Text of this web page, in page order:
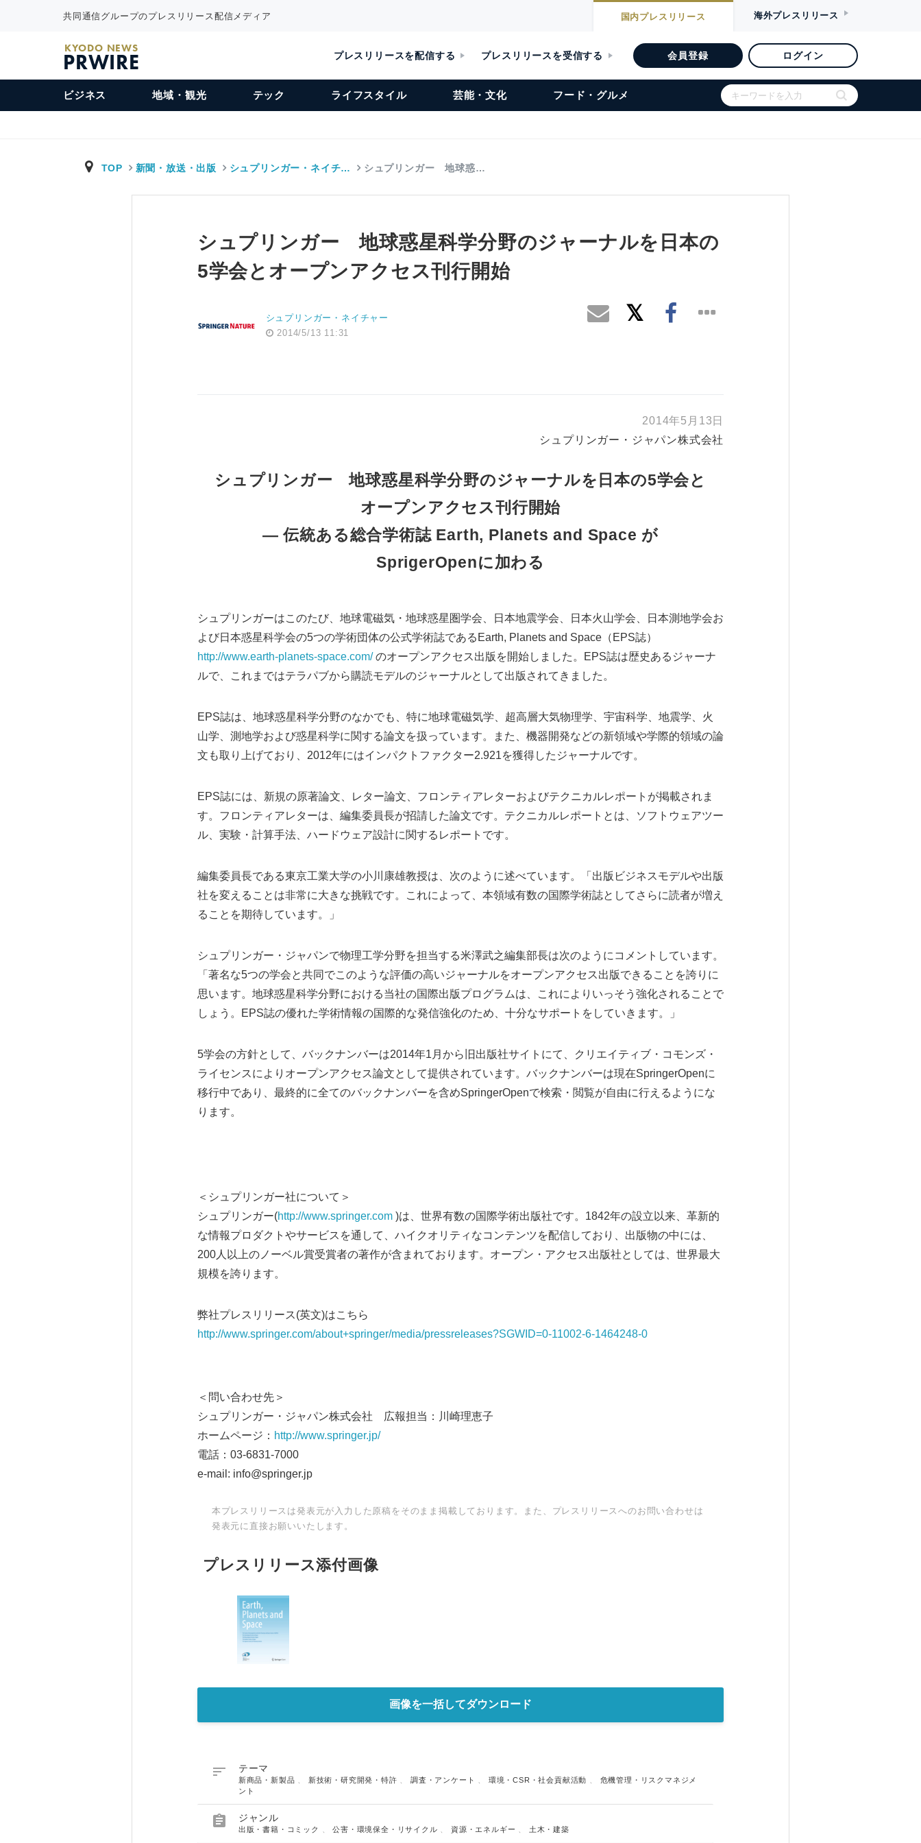
共同通信グループのプレスリリース配信メディア 国内プレスリリース 海外プレスリリース
KYODO NEWS
PRWIRE プレスリリースを配信する プレスリリースを受信する 会員登録 ログイン
ビジネス 地域・観光 テック ライフスタイル 芸能・文化 フード・グルメ
TOP 新聞・放送・出版 シュプリンガー・ネイチ… シュプリンガー 地球惑…
シュプリンガー 地球惑星科学分野のジャーナルを日本の
5学会とオープンアクセス刊行開始
シュプリンガー・ネイチャー
2014/5/13 11:31
2014年5月13日
シュプリンガー・ジャパン株式会社
シュプリンガー 地球惑星科学分野のジャーナルを日本の5学会と
オープンアクセス刊行開始
― 伝統ある総合学術誌 Earth, Planets and Space が
SprigerOpenに加わる
シュプリンガーはこのたび、地球電磁気・地球惑星圏学会、日本地震学会、日本火山学会、日本測地学会お
よび日本惑星科学会の5つの学術団体の公式学術誌であるEarth, Planets and Space（EPS誌）
http://www.earth-planets-space.com/のオープンアクセス出版を開始しました。EPS誌は歴史あるジャーナ
ルで、これまではテラパブから購読モデルのジャーナルとして出版されてきました。
EPS誌は、地球惑星科学分野のなかでも、特に地球電磁気学、超高層大気物理学、宇宙科学、地震学、火
山学、測地学および惑星科学に関する論文を扱っています。また、機器開発などの新領域や学際的領域の論
文も取り上げており、2012年にはインパクトファクター2.921を獲得したジャーナルです。
EPS誌には、新規の原著論文、レター論文、フロンティアレターおよびテクニカルレポートが掲載されま
す。フロンティアレターは、編集委員長が招請した論文です。テクニカルレポートとは、ソフトウェアツー
ル、実験・計算手法、ハードウェア設計に関するレポートです。
編集委員長である東京工業大学の小川康雄教授は、次のように述べています。「出版ビジネスモデルや出版
社を変えることは非常に大きな挑戦です。これによって、本領域有数の国際学術誌としてさらに読者が増え
ることを期待しています。」
シュプリンガー・ジャパンで物理工学分野を担当する米澤武之編集部長は次のようにコメントしています。
「著名な5つの学会と共同でこのような評価の高いジャーナルをオープンアクセス出版できることを誇りに
思います。地球惑星科学分野における当社の国際出版プログラムは、これによりいっそう強化されることで
しょう。EPS誌の優れた学術情報の国際的な発信強化のため、十分なサポートをしていきます。」
5学会の方針として、バックナンバーは2014年1月から旧出版社サイトにて、クリエイティブ・コモンズ・
ライセンスによりオープンアクセス論文として提供されています。バックナンバーは現在SpringerOpenに
移行中であり、最終的に全てのバックナンバーを含めSpringerOpenで検索・閲覧が自由に行えるようにな
ります。
＜シュプリンガー社について＞
シュプリンガー(http://www.springer.com)は、世界有数の国際学術出版社です。1842年の設立以来、革新的
な情報プロダクトやサービスを通して、ハイクオリティなコンテンツを配信しており、出版物の中には、
200人以上のノーベル賞受賞者の著作が含まれております。オープン・アクセス出版社としては、世界最大
規模を誇ります。
弊社プレスリリース(英文)はこちら
http://www.springer.com/about+springer/media/pressreleases?SGWID=0-11002-6-1464248-0
＜問い合わせ先＞
シュプリンガー・ジャパン株式会社 広報担当：川崎理恵子
ホームページ： http://www.springer.jp/
電話：03-6831-7000
e-mail: info@springer.jp
本プレスリリースは発表元が入力した原稿をそのまま掲載しております。また、プレスリリースへのお問い合わせは
発表元に直接お願いいたします。
プレスリリース添付画像
画像を一括してダウンロード
 テーマ
新商品・新製品 新技術・研究開発・特許 、調査・アンケート 環境・CSR・社会貢献活動
危機管理・リスクマネジメ
ント
 ジャンル
出版・書籍・コミック 、公害・環境保全・リサイクル 資源・エネルギー 土木・建築
Japanese
English